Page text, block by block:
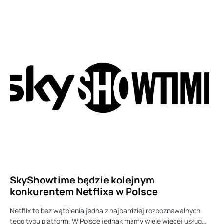
SkyShowtime będzie kolejnym
konkurentem Netflixa w Polsce
Netflix to bez wątpienia jedna z najbardziej rozpoznawalnych
tego typu platform. W Polsce jednak mamy wiele więcej usług…